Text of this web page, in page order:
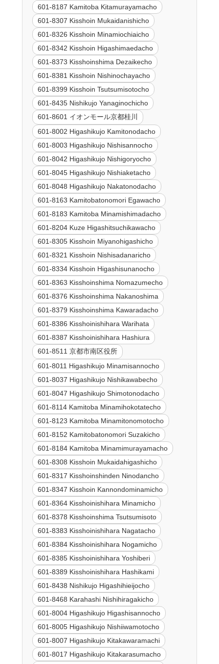
601-8187 Kamitoba Kitamurayamacho
601-8307 Kisshoin Mukaidanishicho
601-8326 Kisshoin Minamiochiaicho
601-8342 Kisshoin Higashimaedacho
601-8373 Kisshoinshima Dezaikecho
601-8381 Kisshoin Nishinochayacho
601-8399 Kisshoin Tsutsumisotocho
601-8435 Nishikujo Yanaginochicho
601-8601 イオンモール京都桂川
601-8002 Higashikujo Kamitonodacho
601-8003 Higashikujo Nishisannocho
601-8042 Higashikujo Nishigoryocho
601-8045 Higashikujo Nishiaketacho
601-8048 Higashikujo Nakatonodacho
601-8163 Kamitobatonomori Egawacho
601-8183 Kamitoba Minamishimadacho
601-8204 Kuze Higashitsuchikawacho
601-8305 Kisshoin Miyanohigashicho
601-8321 Kisshoin Nishisadanaricho
601-8334 Kisshoin Higashisunanocho
601-8363 Kisshoinshima Nomazumecho
601-8376 Kisshoinshima Nakanoshima
601-8379 Kisshoinshima Kawaradacho
601-8386 Kisshoinishihara Warihata
601-8387 Kisshoinishihara Hashiura
601-8511 京都市南区役所
601-8011 Higashikujo Minamisannocho
601-8037 Higashikujo Nishikawabecho
601-8047 Higashikujo Shimotonodacho
601-8114 Kamitoba Minamihokotatecho
601-8123 Kamitoba Minamitonomotocho
601-8152 Kamitobatonomori Suzakicho
601-8184 Kamitoba Minamimurayamacho
601-8308 Kisshoin Mukaidahigashicho
601-8317 Kisshoinshinden Ninodancho
601-8347 Kisshoin Kannondominamicho
601-8364 Kisshoinishihara Minamicho
601-8378 Kisshoinshima Tsutsumisoto
601-8383 Kisshoinishihara Nagatacho
601-8384 Kisshoinishihara Nogamicho
601-8385 Kisshoinishihara Yoshiberi
601-8389 Kisshoinishihara Hashikami
601-8438 Nishikujo Higashihieijocho
601-8468 Karahashi Nishihiragakicho
601-8004 Higashikujo Higashisannocho
601-8005 Higashikujo Nishiiwamotocho
601-8007 Higashikujo Kitakawaramachi
601-8017 Higashikujo Kitakarasumacho